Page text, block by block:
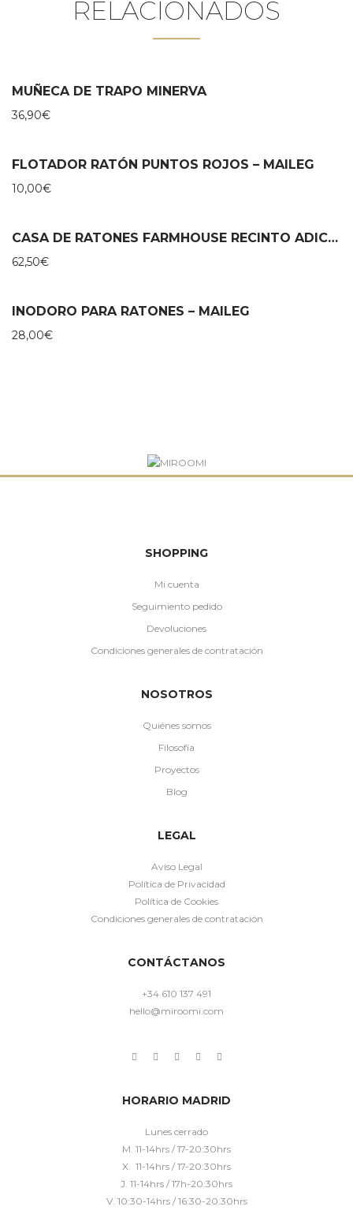
RELACIONADOS
MUÑECA DE TRAPO MINERVA
36,90€
FLOTADOR RATÓN PUNTOS ROJOS – MAILEG
10,00€
CASA DE RATONES FARMHOUSE RECINTO ADICIONAL – MAILEG
62,50€
INODORO PARA RATONES – MAILEG
28,00€
SHOPPING
Mi cuenta
Seguimiento pedido
Devoluciones
Condiciones generales de contratación
NOSOTROS
Quiénes somos
Filosofía
Proyectos
Blog
LEGAL
Aviso Legal
Política de Privacidad
Política de Cookies
Condiciones generales de contratación
CONTÁCTANOS
+34 610 137 491
hello@miroomi.com
HORARIO MADRID
Lunes cerrado
M. 11-14hrs / 17-20:30hrs
X. 11-14hrs / 17-20:30hrs
J. 11-14hrs / 17h-20:30hrs
V. 10:30-14hrs / 16:30-20:30hrs